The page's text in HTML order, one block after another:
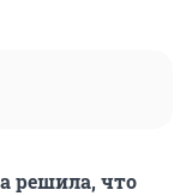
решила, что